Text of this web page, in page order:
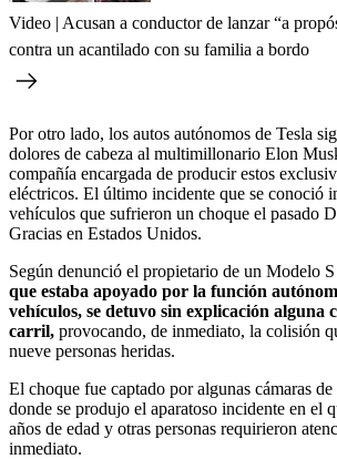
Video | Acusan a conductor de lanzar “a
contra un acantilado con su familia a bordo
Por otro lado, los autos autónomos de Tesla
dolores de cabeza al multimillonario Elon
compañía encargada de producir estos
eléctricos. El último incidente que se conoció
vehículos que sufrieron un choque el pasado
Gracias en Estados Unidos.
Según denunció el propietario de un Modelo S
que estaba apoyado por la función
vehículos, se detuvo sin explicación alguna
carril, provocando, de inmediato, la colisión
nueve personas heridas.
El choque fue captado por algunas cámaras
donde se produjo el aparatoso incidente en el
años de edad y otras personas requirieron
inmediato.